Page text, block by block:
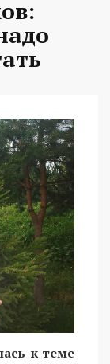
к теме